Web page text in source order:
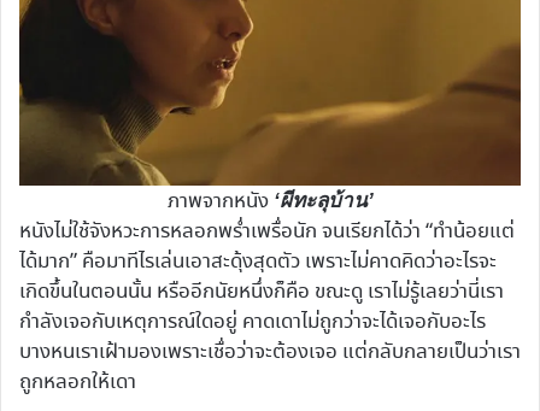
ภาพจากหนัง ‘ผีทะลุบ้าน’
หนังไม่ใช้จังหวะการหลอกพร่ำเพรื่อนัก จนเรียกได้ว่า “ทำน้อยแต่
ได้มาก” คือมาทีไรเล่นเอาสะดุ้งสุดตัว เพราะไม่คาดคิดว่าอะไรจะ
เกิดขึ้นในตอนนั้น หรืออีกนัยหนึ่งก็คือ ขณะดู เราไม่รู้เลยว่านี่เรา
กำลังเจอกับเหตุการณ์ใดอยู่ คาดเดาไม่ถูกว่าจะได้เจอกับอะไร
บางหนเราเฝ้ามองเพราะเชื่อว่าจะต้องเจอ แต่กลับกลายเป็นว่าเรา
ถูกหลอกให้เดา